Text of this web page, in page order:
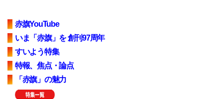
赤旗YouTube
いま「赤旗」を 創刊97周年
すいよう特集
特報、焦点・論点
「赤旗」の魅力